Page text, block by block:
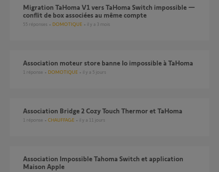
Migration TaHoma V1 vers TaHoma Switch impossible —
conflit de box associées au même compte
55 réponses DOMOTIQUE il y a 3 mois
Association moteur store banne Io impossible à TaHoma
1 réponse DOMOTIQUE il y a 5 jours
Association Bridge 2 Cozy Touch Thermor et TaHoma
1 réponse CHAUFFAGE il y a 11 jours
Association Impossible Tahoma Switch et application
Maison Apple